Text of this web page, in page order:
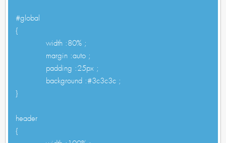
#global
{
width :80% ;
margin :auto ;
padding :25px ;
background :#3c3c3c ;
}
{
width :100% ;